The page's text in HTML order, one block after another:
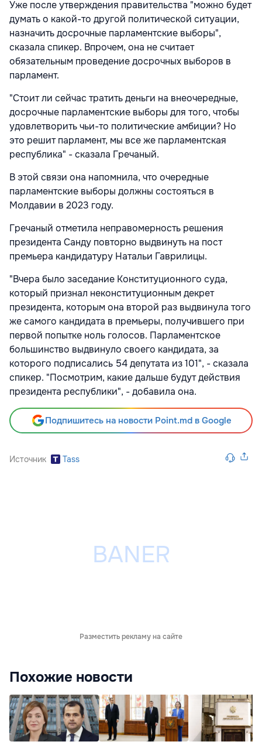
Уже после утверждения правительства "можно будет
думать о какой-то другой политической ситуации,
назначить досрочные парламентские выборы",
сказала спикер. Впрочем, она не считает
обязательным проведение досрочных выборов в
парламент.
"Стоит ли сейчас тратить деньги на внеочередные,
досрочные парламентские выборы для того, чтобы
удовлетворить чьи-то политические амбиции? Но
это решит парламент, мы все же парламентская
республика" - сказала Гречаный.
В этой связи она напомнила, что очередные
парламентские выборы должны состояться в
Молдавии в 2023 году.
Гречаный отметила неправомерность решения
президента Санду повторно выдвинуть на пост
премьера кандидатуру Натальи Гаврилицы.
"Вчера было заседание Конституционного суда,
который признал неконституционным декрет
президента, которым она второй раз выдвинула того
же самого кандидата в премьеры, получившего при
первой попытке ноль голосов. Парламентское
большинство выдвинуло своего кандидата, за
которого подписались 54 депутата из 101", - сказала
спикер. "Посмотрим, какие дальше будут действия
президента республики", - добавила она.
Подпишитесь на новости Point.md в Google
Источник Tass
Разместить рекламу на сайте
Похожие новости